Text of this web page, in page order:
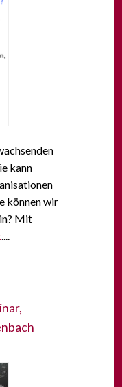
kann
können wir
Mit
....